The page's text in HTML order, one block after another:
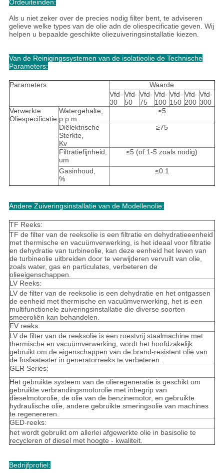
Ordeuiteinden:
Als u niet zeker over de precies nodig filter bent, te adviseren
gelieve welke types van de olie adn de oliespecificatie geven. Wij
helpen u bepaalde geschikte oliezuiveringsinstallatie kiezen.
Van de Reinigingssystemen van de isolatieolie de Technische
Parameters:
Parameters
Waarde
Vfd-
30
Vfd-
50
Vfd-
75
Vfd-
100
Vfd-
150
Vfd-
200
Vfd-
300
Verwerkte
Oliespecificatie
Watergehalte,
p.p.m.
≤5
Diëlektrische
Sterkte,
Kv
≥75
Filtratiefijnheid,
um
≤5 (of 1-5 zoals nodig)
Gasinhoud,
%
≤0.1
Andere Zuiveringsinstallatie van de Modellenolie:
TF Reeks:
TF de filter van de reeksolie is een filtratie en dehydratieeenheid
met thermische en vacuümverwerking, is het ideaal voor filtratie
en dehydratie van turbineolie, kan deze eenheid het leven van
de turbineolie uitbreiden door te verwijderen vervuilt van olie,
zoals water, gas en particulates, verbeteren de
olieeigenschappen.
LV Reeks:
LV de filter van de reeksolie is een dehydratie en het ontgassen
de eenheid met thermische en vacuümverwerking, het is een
multifunctionele zuiveringsinstallatie die diverse soorten
smeeroliën kan behandelen.
FV reeks:
LV de filter van de reeksolie is een roestvrij staalmachine met
thermische en vacuümverwerking, wordt het hoofdzakelijk
gebruikt om de eigenschappen van de brand-resistent olie van
de fosfaatester in generatorreeks te verbeteren.
GER Series:
Het gebruikte systeem van de olieregeneratie is geschikt om
gebruikte verbrandingsmotorolie met inbegrip van
dieselmotorolie, de olie van de benzinemotor, en gebruikte
hydraulische olie, andere gebruikte smeringsolie van machines
te regenereren.
GED-reeks:
het wordt gebruikt om allerlei afgewerkte olie in basisolie te
recycleren of diesel met hoogte - kwaliteit.
Bedrijfprofiel: